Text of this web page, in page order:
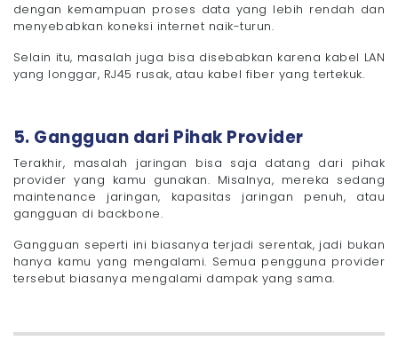
dengan kemampuan proses data yang lebih rendah dan
menyebabkan koneksi internet naik-turun.
Selain itu, masalah juga bisa disebabkan karena kabel LAN
yang longgar, RJ45 rusak, atau kabel fiber yang tertekuk.
5. Gangguan dari Pihak Provider
Terakhir, masalah jaringan bisa saja datang dari pihak
provider yang kamu gunakan. Misalnya, mereka sedang
maintenance jaringan, kapasitas jaringan penuh, atau
gangguan di backbone.
Gangguan seperti ini biasanya terjadi serentak, jadi bukan
hanya kamu yang mengalami. Semua pengguna provider
tersebut biasanya mengalami dampak yang sama.